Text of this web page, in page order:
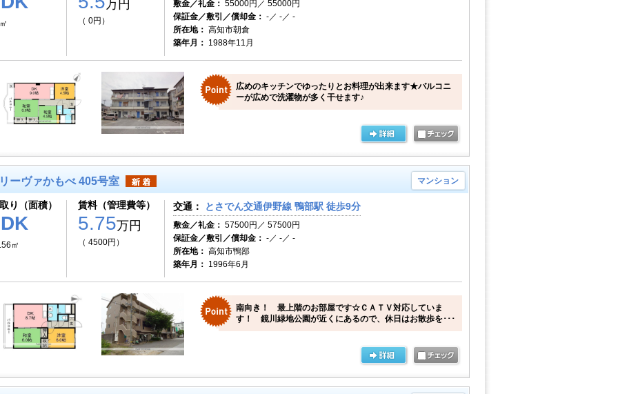
万円
（ 0円）
敷金／礼金： 55000円／ 55000円
保証金／敷引／償却金： -／ -／ -
所在地： 高知市朝倉
築年月： 1988年11月
広めのキッチンでゆったりとお料理が出来ます★バルコニ
ーが広めで洗濯物が多く干せます♪
ーヴァかもべ 405号室 マンション
り（面積）
㎡
賃料（管理費等）
5.75万円
（ 4500円）
交通： とさでん交通伊野線 鴨部駅 徒歩9分
敷金／礼金： 57500円／ 57500円
保証金／敷引／償却金： -／ -／ -
所在地： 高知市鴨部
築年月： 1996年6月
南向き！ 最上階のお部屋です☆ＣＡＴＶ対応していま
す！ 鏡川緑地公園が近くにあるので、休日はお散歩を･･･